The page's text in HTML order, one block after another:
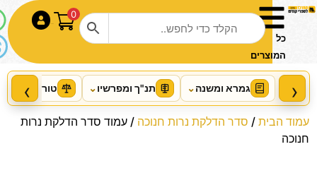
0
כל
המוצרים
‹ גמרא ומשנה⌄ תנ"ך ומפרשיו⌄ טור ושו"ע ›
עמוד הבית/ סדר הדלקת נרות חנוכה/ עמוד סדר הדלקת נרות
חנוכה